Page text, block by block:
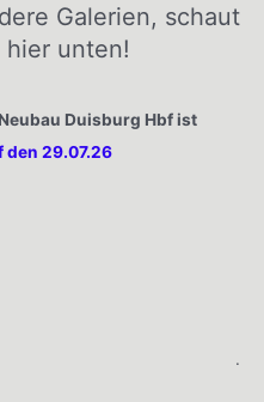
Galerien, schaut
unten!
Duisburg Hbf ist
29.07.26
.